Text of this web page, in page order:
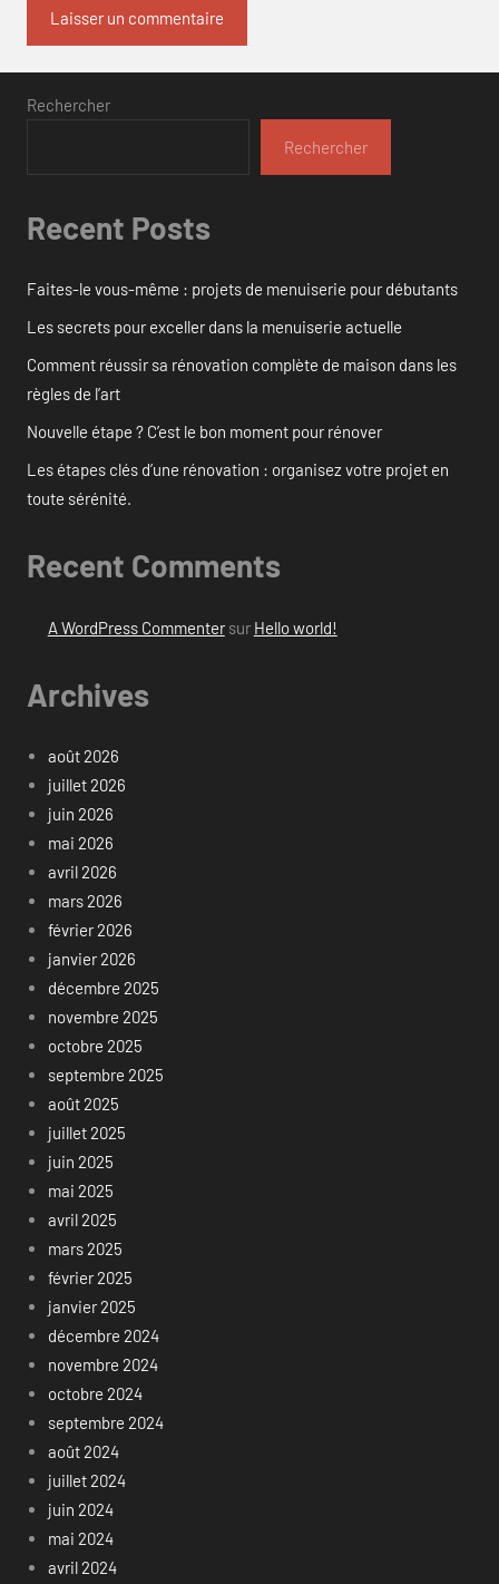
Rechercher
Rechercher
Recent Posts
Faites-le vous-même : projets de menuiserie pour débutants
Les secrets pour exceller dans la menuiserie actuelle
Comment réussir sa rénovation complète de maison dans les
règles de l’art
Nouvelle étape ? C’est le bon moment pour rénover
Les étapes clés d’une rénovation : organisez votre projet en
toute sérénité.
Recent Comments
A WordPress Commentersur Hello world!
Archives
août 2026
juillet 2026
juin 2026
mai 2026
avril 2026
mars 2026
février 2026
janvier 2026
décembre 2025
novembre 2025
octobre 2025
septembre 2025
août 2025
juillet 2025
juin 2025
mai 2025
avril 2025
mars 2025
février 2025
janvier 2025
décembre 2024
novembre 2024
octobre 2024
septembre 2024
août 2024
juillet 2024
juin 2024
mai 2024
avril 2024